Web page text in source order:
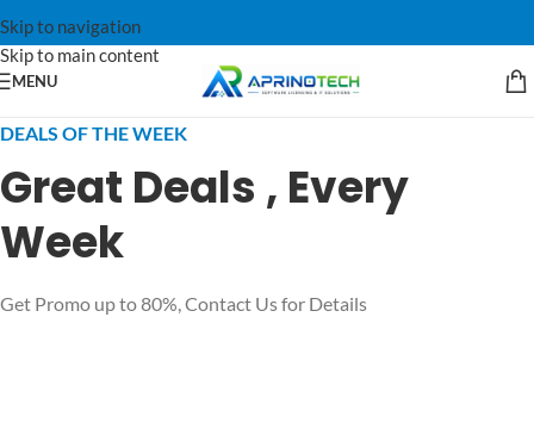
Skip to navigation
Skip to main content
MENU
DEALS OF THE WEEK
Great Deals , Every
Week
Get Promo up to 80%, Contact Us for Details